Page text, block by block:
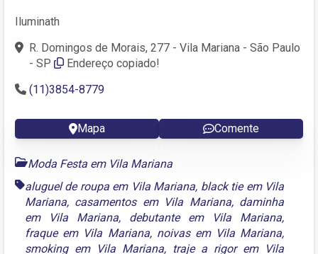
Iluminath
R. Domingos de Morais, 277 - Vila Mariana - São Paulo
- SP
Endereço copiado!
(11)3854-8779
Mapa Comente
Moda Festa em Vila Mariana
aluguel de roupa em Vila Mariana, black tie em Vila
Mariana, casamentos em Vila Mariana, daminha
em Vila Mariana, debutante em Vila Mariana,
fraque em Vila Mariana, noivas em Vila Mariana,
smoking em Vila Mariana, traje a rigor em Vila